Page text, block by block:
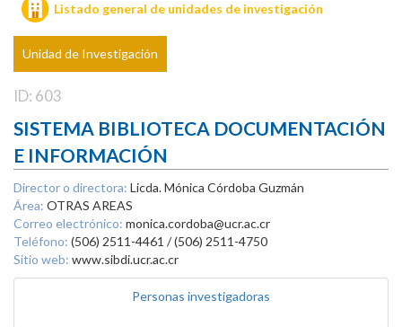
Listado general de unidades de investigación
Unidad de Investigación
ID: 603
SISTEMA BIBLIOTECA DOCUMENTACIÓN
E INFORMACIÓN
Director o directora: Licda. Mónica Córdoba Guzmán
Área: OTRAS AREAS
Correo electrónico: monica.cordoba@ucr.ac.cr
Teléfono: (506) 2511-4461 / (506) 2511-4750
Sitio web: www.sibdi.ucr.ac.cr
Personas investigadoras